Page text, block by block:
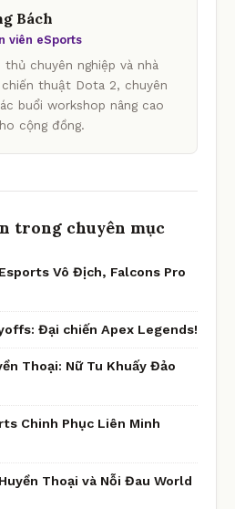
Bách
viên eSports
thủ chuyên nghiệp và nhà
thuật Dota 2, chuyên
buổi workshop nâng cao
cộng đồng.
trong chuyên mục
Vô Địch, Falcons Pro
Đại chiến Apex Legends!
Thoại: Nữ Tu Khuấy Đảo
Chinh Phục Liên Minh
Thoại và Nỗi Đau World